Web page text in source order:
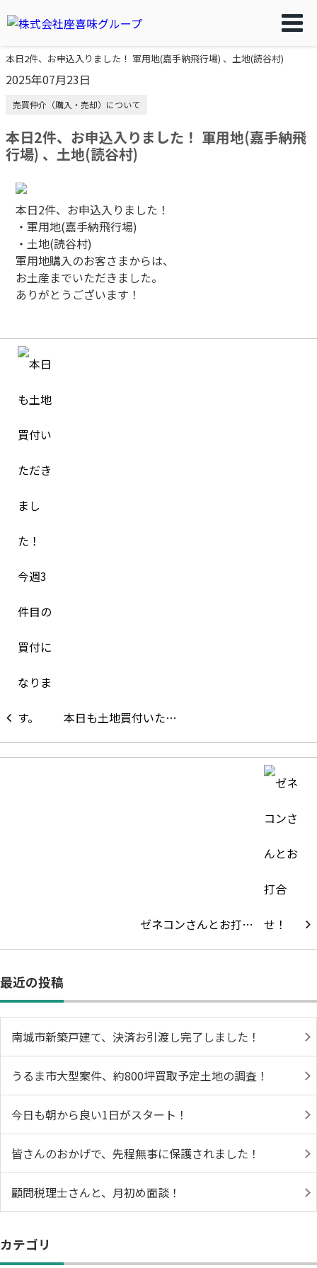
本日2件、お申込入りました！ 軍用地(嘉手納飛行場) 、土地(読谷村)
2025年07月23日
売買仲介（購入・売却）について
本日2件、お申込入りました！ 軍用地(嘉手納飛
行場) 、土地(読谷村)
本日2件、お申込入りました！
・軍用地(嘉手納飛行場)
・土地(読谷村)
軍用地購入のお客さまからは、
お土産までいただきました。
ありがとうございます！
本日も土地買付いた…
ゼネコンさんとお打…
最近の投稿
南城市新築戸建て、決済お引渡し完了しました！
うるま市大型案件、約800坪買取予定土地の調査！
今日も朝から良い1日がスタート！
皆さんのおかげで、先程無事に保護されました！
顧問税理士さんと、月初め面談！
カテゴリ